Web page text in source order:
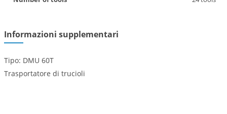
Informazioni supplementari
Tipo: DMU 60T
Trasportatore di trucioli